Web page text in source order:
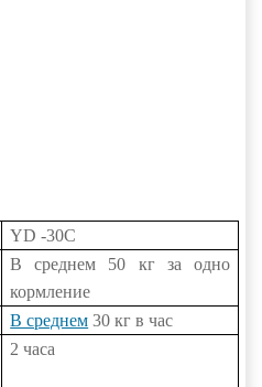
YD -30С
В среднем 50 кг за одно
кормление
В среднем 30 кг в час
2 часа